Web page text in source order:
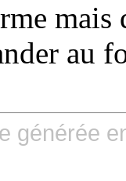
au
générée